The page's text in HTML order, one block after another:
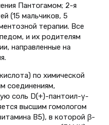
Пантогамом; 2-я
(15 мальчиков, 5
терапии. Все
и их родителям
направленные на
по химической
соединениям,
соль D(+)-пантоил-γ-
высшим гомологом
В5), в которой β-